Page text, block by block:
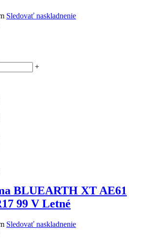
Sledovať naskladnenie
+
BLUEARTH XT AE61
99 V Letné
Sledovať naskladnenie